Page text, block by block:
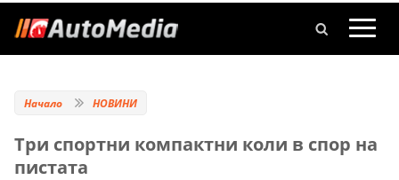
Начало НОВИНИ
Три спортни компактни коли в спор на
пистата